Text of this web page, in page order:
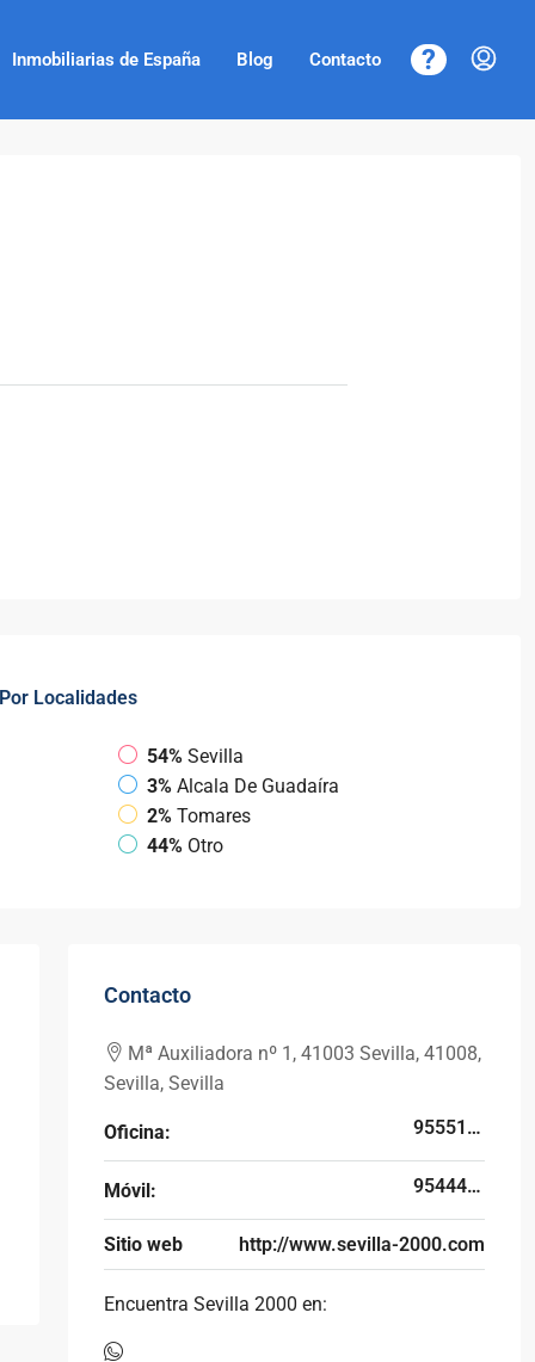
Inmobiliarias de España Blog Contacto ?
Por Localidades
54% Sevilla
3% Alcala De Guadaíra
2% Tomares
44% Otro
Contacto
Mª Auxiliadora nº 1, 41003 Sevilla, 41008,
Sevilla, Sevilla
Oficina: 955513300
Móvil: 954442773
Sitio web http://www.sevilla-2000.com
Encuentra Sevilla 2000 en: